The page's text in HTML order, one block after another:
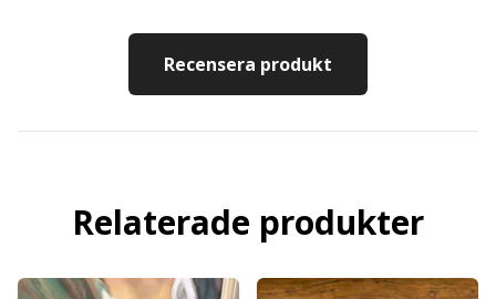
Recensera produkt
Relaterade produkter